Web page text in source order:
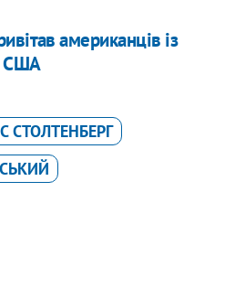
американців із
США
СТОЛТЕНБЕРГ